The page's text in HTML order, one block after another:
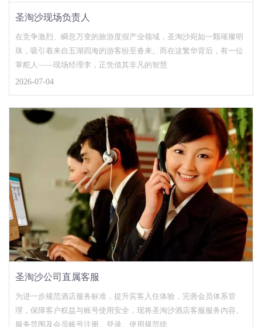
圣淘沙现场负责人
在竞争激烈、瞬息万变的旅游度假产业领域，圣淘沙宛如一颗璀璨明
珠，吸引着来自五湖四海的游客纷至沓来。而在这繁华背后，有一位
掌舵人——现场经理李，正凭借其非凡的智慧
2026-07-04
圣淘沙公司直属客服
为进一步规范酒店服务标准，提升宾客入住体验，完善会员体系管
理，保障客户权益与账号使用安全，现将圣淘沙酒店客服服务内容、
服务范围及会员账号注册、登录、使用规范统